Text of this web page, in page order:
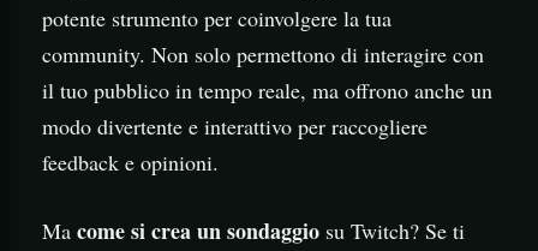
potente strumento per coinvolgere la tua
community. Non solo permettono di interagire con
il tuo pubblico in tempo reale, ma offrono anche un
modo divertente e interattivo per raccogliere
feedback e opinioni.
Ma come si crea un sondaggio su Twitch? Se ti